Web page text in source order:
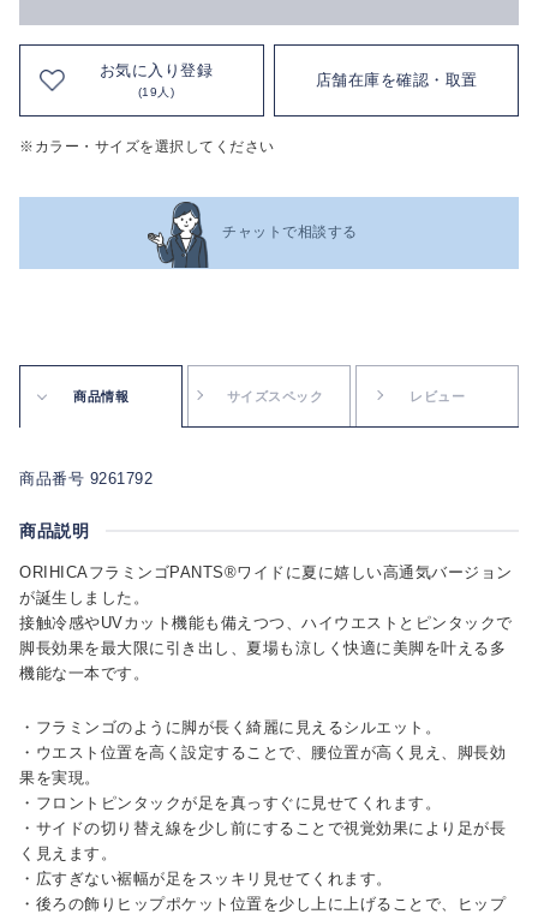
お気に入り登録
(19人)
店舗在庫を確認・取置
※カラー・サイズを選択してください
チャットで相談する
商品情報 サイズスペック レビュー
商品番号 9261792
商品説明
ORIHICAフラミンゴPANTS®ワイドに夏に嬉しい高通気バージョン
が誕生しました。
接触冷感やUVカット機能も備えつつ、ハイウエストとピンタックで
脚長効果を最大限に引き出し、夏場も涼しく快適に美脚を叶える多
機能な一本です。
・フラミンゴのように脚が長く綺麗に見えるシルエット。
・ウエスト位置を高く設定することで、腰位置が高く見え、脚長効
果を実現。
・フロントピンタックが足を真っすぐに見せてくれます。
・サイドの切り替え線を少し前にすることで視覚効果により足が長
く見えます。
・広すぎない裾幅が足をスッキリ見せてくれます。
・後ろの飾りヒップポケット位置を少し上に上げることで、ヒップ